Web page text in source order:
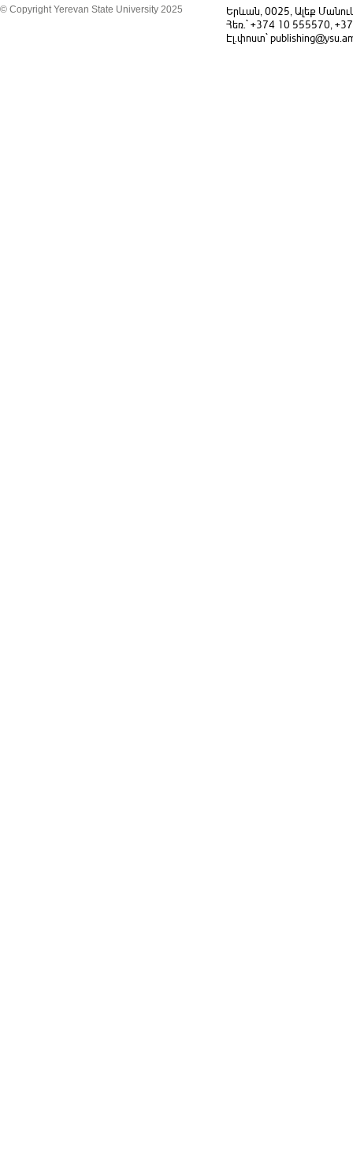
© Copyright Yerevan State University 2025
Երևան, 0025, Ալեք
Հեռ.` +374 10 555570,
Էլ.փոստ`